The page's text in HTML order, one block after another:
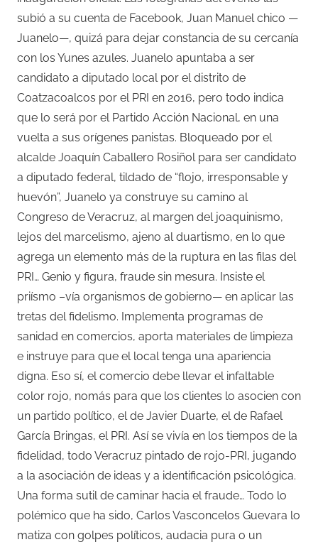
subió a su cuenta de Facebook, Juan Manuel chico —
Juanelo—, quizá para dejar constancia de su cercanía
con los Yunes azules. Juanelo apuntaba a ser
candidato a diputado local por el distrito de
Coatzacoalcos por el PRI en 2016, pero todo indica
que lo será por el Partido Acción Nacional, en una
vuelta a sus orígenes panistas. Bloqueado por el
alcalde Joaquín Caballero Rosiñol para ser candidato
a diputado federal, tildado de “flojo, irresponsable y
huevón”, Juanelo ya construye su camino al
Congreso de Veracruz, al margen del joaquinismo,
lejos del marcelismo, ajeno al duartismo, en lo que
agrega un elemento más de la ruptura en las filas del
PRI… Genio y figura, fraude sin mesura. Insiste el
priísmo –vía organismos de gobierno— en aplicar las
tretas del fidelismo. Implementa programas de
sanidad en comercios, aporta materiales de limpieza
e instruye para que el local tenga una apariencia
digna. Eso sí, el comercio debe llevar el infaltable
color rojo, nomás para que los clientes lo asocien con
un partido político, el de Javier Duarte, el de Rafael
García Bringas, el PRI. Así se vivía en los tiempos de la
fidelidad, todo Veracruz pintado de rojo-PRI, jugando
a la asociación de ideas y a identificación psicológica.
Una forma sutil de caminar hacia el fraude… Todo lo
polémico que ha sido, Carlos Vasconcelos Guevara lo
matiza con golpes políticos, audacia pura o un